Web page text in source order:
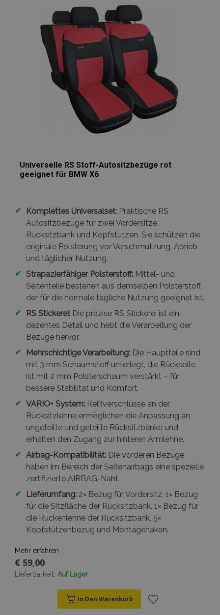
hinzufügen
Universelle RS Stoff-Autositzbezüge rot
geeignet für BMW X6
✔ Komplettes Universalset: Praktische RS
Autositzbezüge für zwei Vordersitze,
Rücksitzbank und Kopfstützen. Sie schützen die
originale Polsterung vor Verschmutzung, Abrieb
und täglicher Nutzung.
✔ Strapazierfähiger Polsterstoff: Mittel- und
Seitenteile bestehen aus demselben Polsterstoff,
der für die normale tägliche Nutzung geeignet ist.
✔
RS Stickerei: Die präzise RS Stickerei ist ein
dezentes Detail und hebt die Verarbeitung der
Bezüge hervor.
✔
Mehrschichtige Verarbeitung: Die Hauptteile sind
mit 3 mm Schaumstoff unterlegt, die Rückseite
ist mit 2 mm Polsterschaum verstärkt – für
bessere Stabilität und Komfort.
✔ VARIO+ System: Reißverschlüsse an der
Rücksitzlehne ermöglichen die Anpassung an
ungeteilte und geteilte Rücksitzbänke und
erhalten den Zugang zur hinteren Armlehne.
✔ Airbag-Kompatibilität: Die vorderen Bezüge
haben im Bereich der Seitenairbags eine spezielle
zertifizierte AIRBAG-Naht.
✔
Lieferumfang: 2× Bezug für Vordersitz, 1× Bezug
für die Sitzfläche der Rücksitzbank, 1× Bezug für
die Rückenlehne der Rücksitzbank, 5×
Kopfstützenbezug und Montagehaken.
Mehr erfahren
€ 59,00
Lieferbarkeit: Auf Lager
In Den Warenkorb